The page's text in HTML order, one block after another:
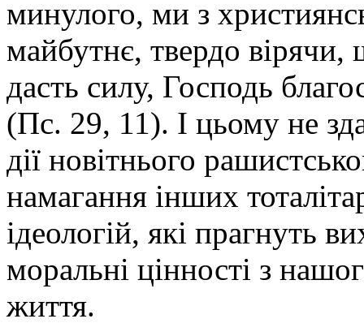
минулого, ми з
майбутнє, твердо
дасть силу, Господь
(Пс. 29, 11). І цьому не
дії новітнього
намагання інших
ідеологій, які прагнуть
моральні цінності з
життя.